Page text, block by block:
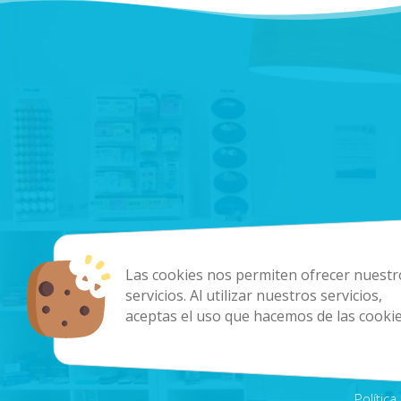
Las cookies nos permiten ofrecer
servicios. Al utilizar nuestros servicios,
aceptas el uso que hacemos de las
info@papeleriacoral.com
828 08 70 64 / 622 66 91 84
Plazoleta
Lunes a Viernes: